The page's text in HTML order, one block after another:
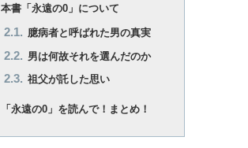
本書「永遠の0」について
臆病者と呼ばれた男の真実
男は何故それを選んだのか
祖父が託した思い
「永遠の0」を読んで！まとめ！